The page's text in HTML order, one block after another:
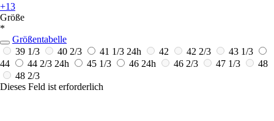
+13
Größe
*
Größentabelle
39 1/3
40 2/3 41 1/3 24h 42 42 2/3
43 1/3
44
44 2/3 24h 45 1/3 46 24h 46 2/3 47 1/3
48
48 2/3
Dieses Feld ist erforderlich